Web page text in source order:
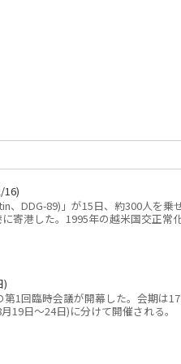
16)
、DDG-89)」が15日、約300人を乗
寄港した。1995年の越米国交正常
)
1回臨時会議が開幕した。会期は
19日～24日)に分けて開催される。